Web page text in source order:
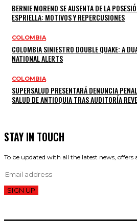
BERNIE MORENO SE AUSENTA DE LA
ESPRIELLA: MOTIVOS Y REPERCUSIONES
COLOMBIA
COLOMBIA SINIESTRO DOUBLE QUAKE: A
NATIONAL ALERTS
COLOMBIA
SUPERSALUD PRESENTARÁ DENUNCIA
SALUD DE ANTIOQUIA TRAS AUDITORÍA
STAY IN TOUCH
To be updated with all the latest news, offers
SIGN UP